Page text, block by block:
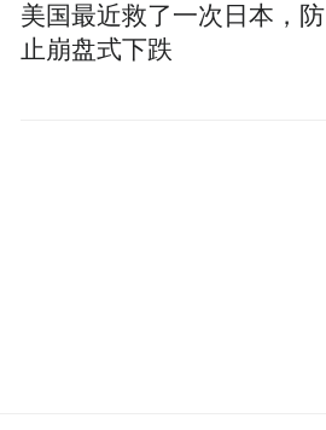
美国最近救了一次日本，防
止崩盘式下跌